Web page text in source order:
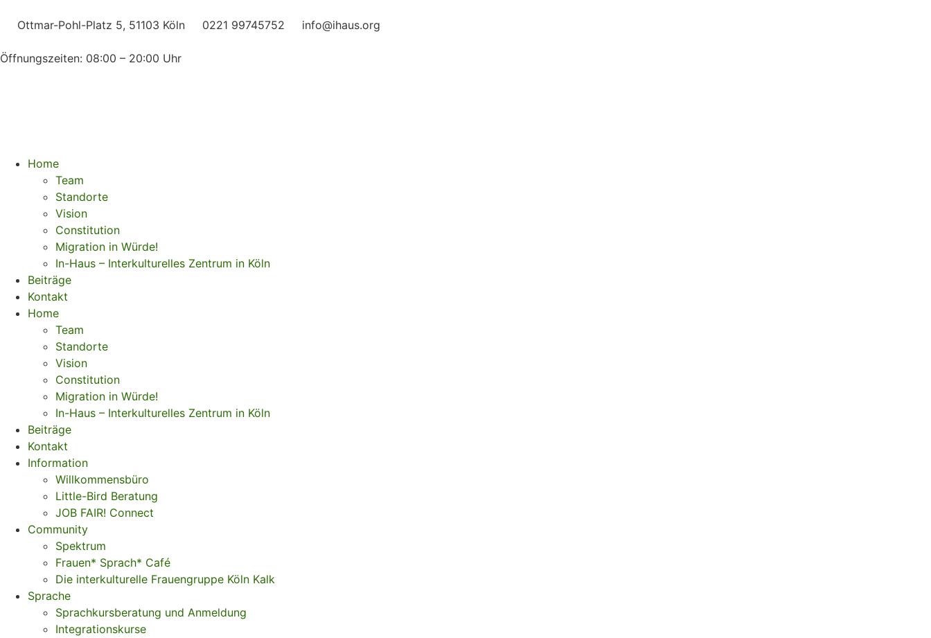
Ottmar-Pohl-Platz 5, 51103 Köln 0221 99745752 info@ihaus.org
Öffnungszeiten: 08:00 – 20:00 Uhr
Home
Team
Standorte
Vision
Constitution
Migration in Würde!
In-Haus – Interkulturelles Zentrum in Köln
Beiträge
Kontakt
Home
Team
Standorte
Vision
Constitution
Migration in Würde!
In-Haus – Interkulturelles Zentrum in Köln
Beiträge
Kontakt
Information
Willkommensbüro
Little-Bird Beratung
JOB FAIR! Connect
Community
Spektrum
Frauen* Sprach* Café
Die interkulturelle Frauengruppe Köln Kalk
Sprache
Sprachkursberatung und Anmeldung
Integrationskurse